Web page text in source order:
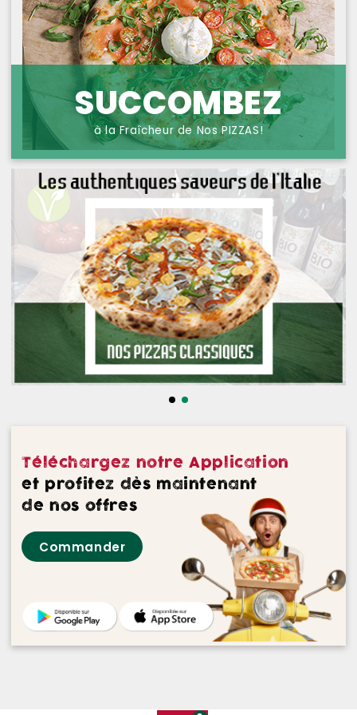
NOS PIZZAS FROMAGES
NOS SAVEURS D AILLEURS
OFFRE PRIMA
OFFRE MEZZO
MENUS BAMBINO
NOS PATES GRATINEES
NOS BURRITOS GRATINES
NOS PANINIS
NOS SALADES
NOS DESSERTS
NOS VINS ROUGES
NOS VINS ROSES
NOS VINS BLANCS
PROTECTION DES
DONNÉES
SUCCOMBEZ
à la Fraîcheur de Nos PIZZAS!
Téléchargez notre Application
et profitez dès maintenant
de nos offres
Commander